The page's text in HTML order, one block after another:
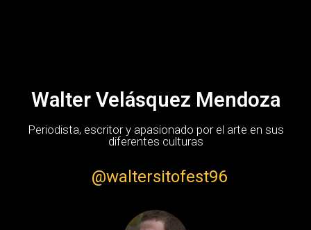
Walter Velásquez Mendoza
Periodista, escritor y apasionado por el arte en sus
diferentes culturas
@waltersitofest96